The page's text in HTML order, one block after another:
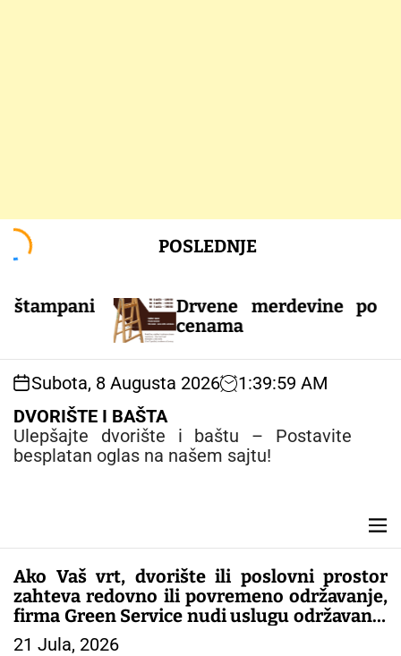
o
POSLEDNJE
Drvene merdevine po
cenama
Subota, 8 Augusta 2026 1:40:00 AM
DVORIŠTE I BAŠTA
Ulepšajte dvorište i baštu – Postavite
besplatan oglas na našem sajtu!
M
e
n
u
Ako Vaš vrt, dvorište ili poslovni prostor
zahteva redovno ili povremeno održavanje,
firma Green Service nudi uslugu održavanja
zelenih površina.
21 Jula, 2026